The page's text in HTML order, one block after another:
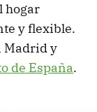
hogar
y flexible.
Madrid y
de España.